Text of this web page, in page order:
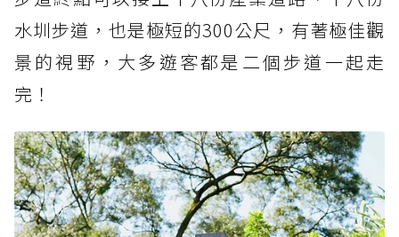
水圳步道，也是極短的300公尺，有著極佳觀
景的視野，大多遊客都是二個步道一起走
完！